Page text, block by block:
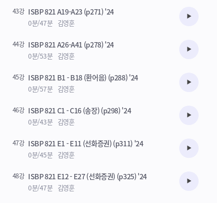
43강 ISBP 821 A19-A23 (p271) '24
0분/47분 김영훈 수강준비
44강 ISBP 821 A26-A41 (p278) '24
0분/53분 김영훈 수강준비
45강 ISBP 821 B1 - B18 (환어음) (p288) '24
0분/57분 김영훈 수강준비
46강 ISBP 821 C1 - C16 (송장) (p298) '24
0분/43분 김영훈 수강준비
47강 ISBP 821 E1 - E11 (선화증권) (p311) '24
0분/45분 김영훈 수강준비
48강 ISBP 821 E12 - E27 (선화증권) (p325) '24
0분/47분 김영훈 수강준비